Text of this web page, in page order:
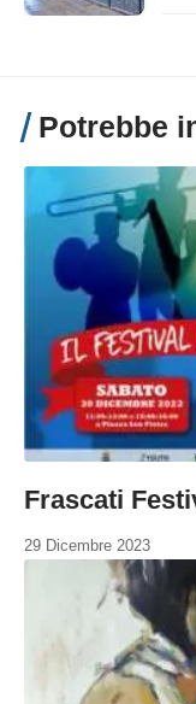
Potrebbe
Frascati
29 Dicembre 2023